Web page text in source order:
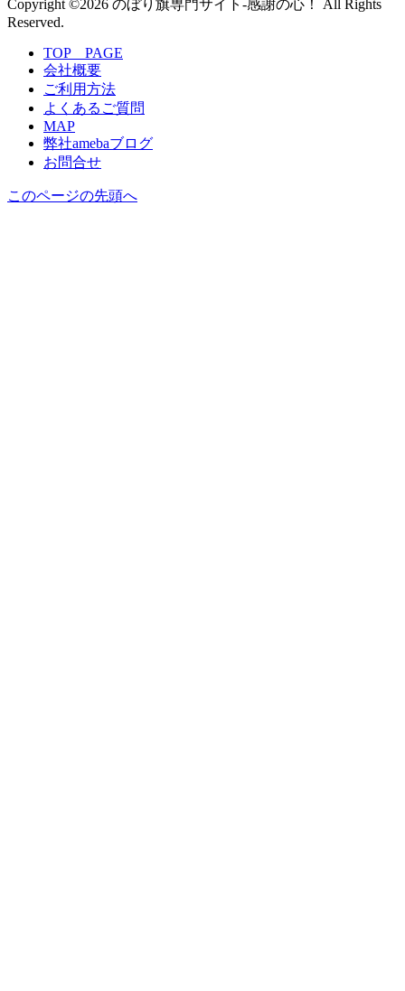
Copyright ©2026 のぼり旗専門サイト-感謝の心！ All Rights
Reserved.
TOP PAGE
会社概要
ご利用方法
よくあるご質問
MAP
弊社amebaブログ
お問合せ
このページの先頭へ